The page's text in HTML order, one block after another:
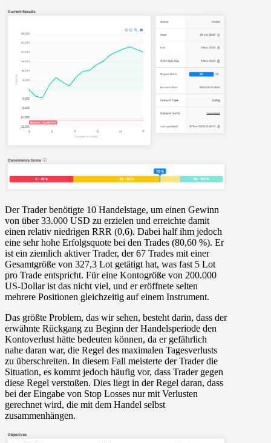
Der Trader benötigte 10 Handelstage, um einen Gewinn
von über 33.000 USD zu erzielen und erreichte damit
einen relativ niedrigen RRR (0,6). Dabei half ihm jedoch
eine sehr hohe Erfolgsquote bei den Trades (80,60 %). Er
ist ein ziemlich aktiver Trader, der 67 Trades mit einer
Gesamtgröße von 327,3 Lot getätigt hat, was fast 5 Lot
pro Trade entspricht. Für eine Kontogröße von 200.000
US-Dollar ist das nicht viel, und er eröffnete selten
mehrere Positionen gleichzeitig auf einem Instrument.
Das größte Problem, das wir sehen, besteht darin, dass der
erwähnte Rückgang zu Beginn der Handelsperiode den
Kontoverlust hätte bedeuten können, da er gefährlich
nahe daran war, die Regel des maximalen Tagesverlusts
zu überschreiten. In diesem Fall meisterte der Trader die
Situation, es kommt jedoch häufig vor, dass Trader gegen
diese Regel verstoßen. Dies liegt in der Regel daran, dass
bei der Eingabe von Stop Losses nur mit Verlusten
gerechnet wird, die mit dem Handel selbst
zusammenhängen.